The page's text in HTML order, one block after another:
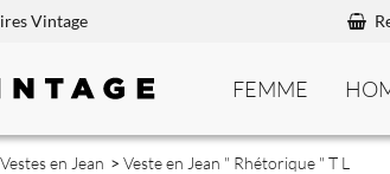
Vintage
FEMME
Vestes en Jean >Veste en Jean " Rhétorique " T L